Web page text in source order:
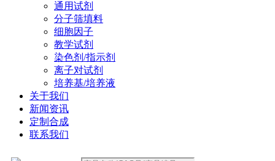
通用试剂
分子筛填料
细胞因子
教学试剂
染色剂/指示剂
离子对试剂
培养基/培养液
关于我们
新闻资讯
定制合成
联系我们